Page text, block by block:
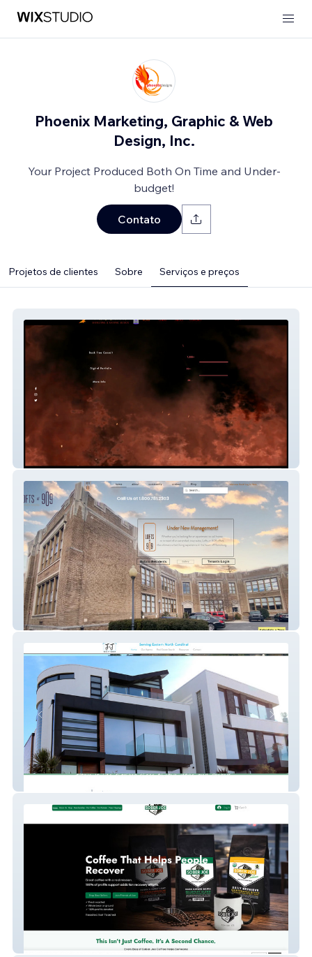
Phoenix Marketing, Graphic & Web
Design, Inc.
Your Project Produced Both On Time and Under-
budget!
Contato
Projetos de clientes Sobre Serviços e preços
Phoenix Designs
909 Lofts
Sober Joe Coffee Co.